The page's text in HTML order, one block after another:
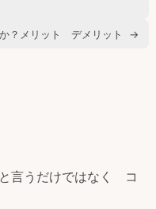
？メリット デメリット →
言うだけではなく コ